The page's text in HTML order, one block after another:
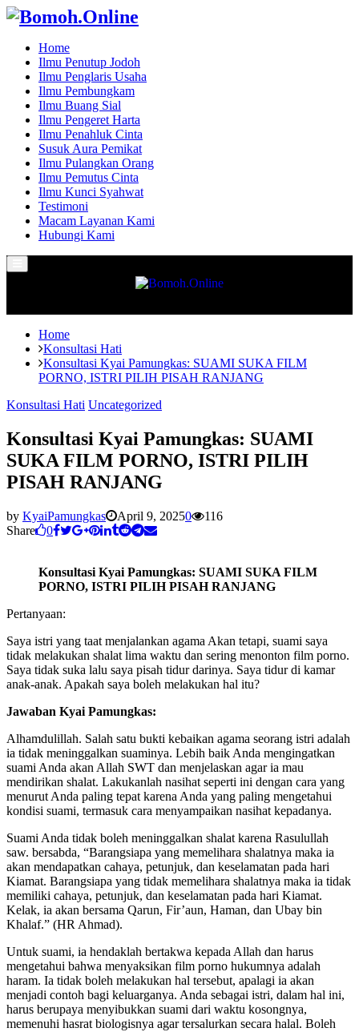
Home
Ilmu Penutup Jodoh
Ilmu Penglaris Usaha
Ilmu Pembungkam
Ilmu Buang Sial
Ilmu Pengeret Harta
Ilmu Penahluk Cinta
Susuk Aura Pemikat
Ilmu Pulangkan Orang
Ilmu Pemutus Cinta
Ilmu Kunci Syahwat
Testimoni
Macam Layanan Kami
Hubungi Kami
Menu
Home
Konsultasi Hati
Konsultasi Kyai Pamungkas: SUAMI SUKA FILM
PORNO, ISTRI PILIH PISAH RANJANG
Konsultasi Hati Uncategorized
Konsultasi Kyai Pamungkas: SUAMI
SUKA FILM PORNO, ISTRI PILIH
PISAH RANJANG
by KyaiPamungkas April 9, 20250
116
Share
0
Konsultasi Kyai Pamungkas: SUAMI SUKA FILM
PORNO, ISTRI PILIH PISAH RANJANG
Pertanyaan:
Saya istri yang taat menjalankan agama Akan tetapi, suami saya
tidak melakukan shalat lima waktu dan sering menonton film porno.
Saya tidak suka lalu saya pisah tidur darinya. Saya tidur di kamar
anak-anak. Apakah saya boleh melakukan hal itu?
Jawaban Kyai Pamungkas:
Alhamdulillah. Salah satu bukti kebaikan agama seorang istri adalah
ia tidak meninggalkan suaminya. Lebih baik Anda mengingatkan
suami Anda akan Allah SWT dan menjelaskan agar ia mau
mendirikan shalat. Lakukanlah nasihat seperti ini dengan cara yang
menurut Anda paling tepat karena Anda yang paling mengetahui
kondisi suami, termasuk cara menyampaikan nasihat kepadanya.
Suami Anda tidak boleh meninggalkan shalat karena Rasulullah
saw. bersabda, “Barangsiapa yang memelihara shalatnya maka ia
akan mendapatkan cahaya, petunjuk, dan keselamatan pada hari
Kiamat. Barangsiapa yang tidak memelihara shalatnya maka ia tidak
memiliki cahaya, petunjuk, dan keselamatan pada hari Kiamat.
Kelak, ia akan bersama Qarun, Fir’aun, Haman, dan Ubay bin
Khalaf.” (HR Ahmad).
Untuk suami, ia hendaklah bertakwa kepada Allah dan harus
mengetahui bahwa menyaksikan film porno hukumnya adalah
haram. Ia tidak boleh melakukan hal tersebut, apalagi ia akan
menjadi contoh bagi keluarganya. Anda sebagai istri, dalam hal ini,
harus berupaya menyibukkan suami dari waktu kosongnya,
memenuhi hasrat biologisnya agar tersalurkan secara halal. Boleh